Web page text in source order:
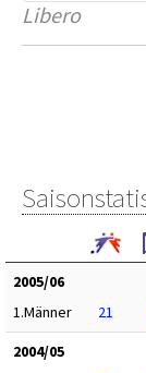
Libero
2005/06
1.Männer
21
2004/05